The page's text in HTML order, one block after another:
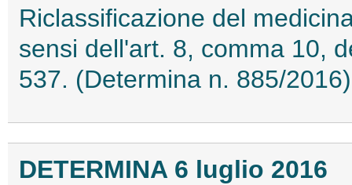
Riclassificazione del
sensi dell'art. 8, comma 10,
537. (Determina n. 885/
DETERMINA 6 luglio 2016